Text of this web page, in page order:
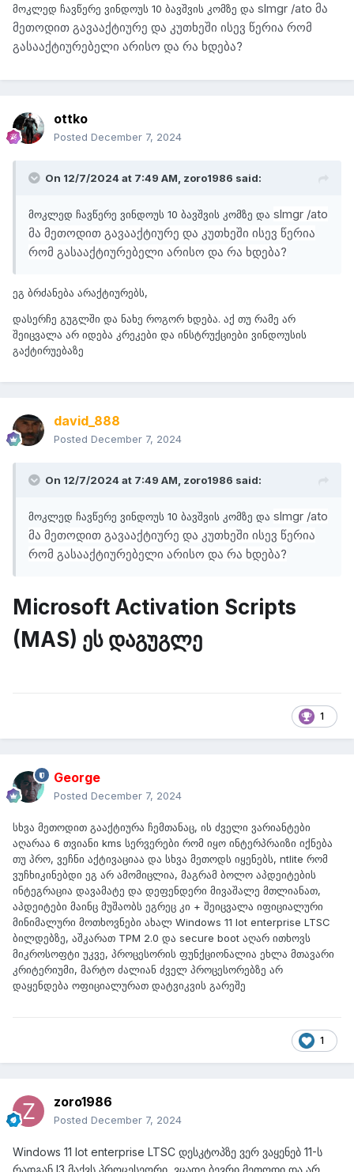
მოკლედ ჩავწერე ვინდოუს 10 ბავშვის კომზე და slmgr /ato მა
მეთოდით გავააქტიურე და კუთხეში ისევ წერია რომ
გასააქტიურებელი არისო და რა ხდება?
ottko
Posted December 7, 2024
On 12/7/2024 at 7:49 AM, zoro1986 said:
მოკლედ ჩავწერე ვინდოუს 10 ბავშვის კომზე და slmgr /ato
მა მეთოდით გავააქტიურე და კუთხეში ისევ წერია
რომ გასააქტიურებელი არისო და რა ხდება?
ეგ ბრძანება არაქტიურებს,
დასერჩე გუგლში და ნახე როგორ ხდება. აქ თუ რამე არ
შეიცვალა არ იდება კრეკები და ინსტრუქციები ვინდოუსის
გაქტირუებაზე
david_888
Posted December 7, 2024
On 12/7/2024 at 7:49 AM, zoro1986 said:
მოკლედ ჩავწერე ვინდოუს 10 ბავშვის კომზე და slmgr /ato
მა მეთოდით გავააქტიურე და კუთხეში ისევ წერია
რომ გასააქტიურებელი არისო და რა ხდება?
Microsoft Activation Scripts
(MAS) ეს დაგუგლე
1
George
Posted December 7, 2024
სხვა მეთოდით გააქტიურა ჩემთანაც, ის ძველი ვარიანტები
აღარაა 6 თვიანი kms სერვერები რომ იყო ინტერპრაიზი იქნება
თუ პრო, ვეჩნი აქტივაციაა და სხვა მეთოდს იყენებს, ntlite რომ
ვუჩხიკინებდი ეგ არ ამომიცლია, მაგრამ ბოლო აპდეიტების
ინტეგრაცია დავამატე და დეფენდერი მივაშალე მთლიანათ,
აპდეიტები მაინც მუშაობს ეგრეც კი + შეიცვალა იფიციალური
მინიმალური მოთხოვნები ახალ Windows 11 Iot enterprise LTSC
ბილდებზე, აშკარათ TPM 2.0 და secure boot აღარ ითხოვს
მიკროსოფტი უკვე, პროცესორის ფუნქციონალია ეხლა მთავარი
კრიტერიუმი, მარტო ძალიან ძველ პროცესორებზე არ
დაყენდება ოფიციალურათ დატვიკვის გარეშე
1
zoro1986
Posted December 7, 2024
Windows 11 Iot enterprise LTSC დესკტოპზე ვერ ვაყენებ 11-ს